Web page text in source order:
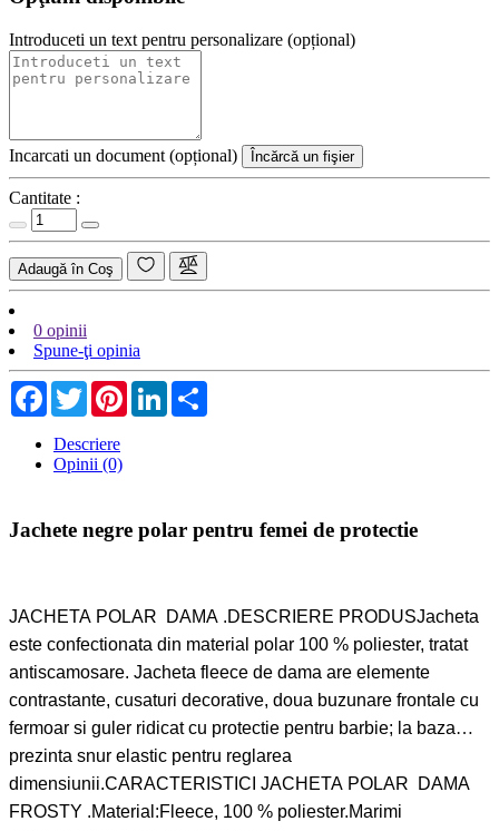
Introduceti un text pentru personalizare (opțional)
Incarcati un document (opțional) Încărcă un fişier
Cantitate :
Adaugă în Coş
0 opinii
Spune-ţi opinia
Facebook
TwitterPinterestLinkedIn
Descriere
Opinii (0)
Jachete negre polar pentru femei de protectie
JACHETA POLAR DAMA .DESCRIERE PRODUSJacheta
este confectionata din material polar 100 % poliester, tratat
antiscamosare. Jacheta fleece de dama are elemente
contrastante, cusaturi decorative, doua buzunare frontale cu
fermoar si guler ridicat cu protectie pentru barbie; la baza
prezinta snur elastic pentru reglarea
dimensiunii.CARACTERISTICI JACHETA POLAR DAMA
FROSTY .Material:Fleece, 100 % poliester.Marimi